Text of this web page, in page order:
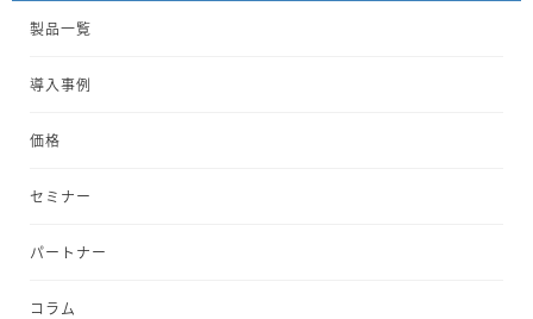
製品一覧
導入事例
価格
セミナー
パートナー
コラム